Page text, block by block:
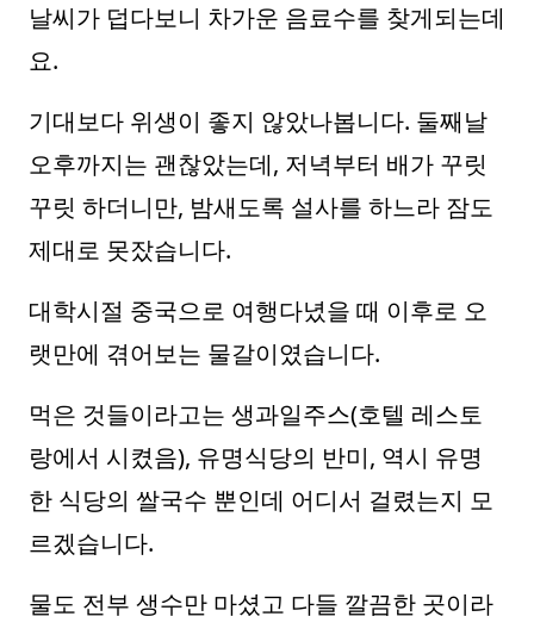
날씨가 덥다보니 차가운 음료수를 찾게되는데
요.
기대보다 위생이 좋지 않았나봅니다. 둘째날
오후까지는 괜찮았는데, 저녁부터 배가 꾸릿
꾸릿 하더니만, 밤새도록 설사를 하느라 잠도
제대로 못잤습니다.
대학시절 중국으로 여행다녔을 때 이후로 오
랫만에 겪어보는 물갈이였습니다.
먹은 것들이라고는 생과일주스(호텔 레스토
랑에서 시켰음), 유명식당의 반미, 역시 유명
한 식당의 쌀국수 뿐인데 어디서 걸렸는지 모
르겠습니다.
물도 전부 생수만 마셨고 다들 깔끔한 곳이라